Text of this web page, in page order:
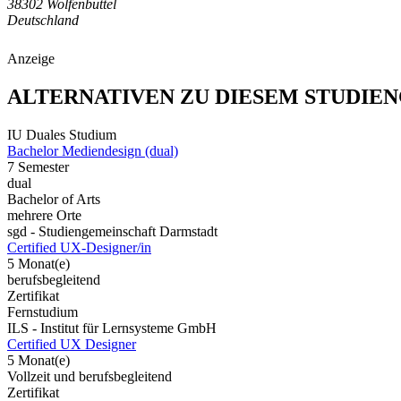
38302 Wolfenbüttel
Deutschland
Anzeige
ALTERNATIVEN ZU DIESEM
IU Duales Studium
Bachelor Mediendesign (dual)
7 Semester
dual
Bachelor of Arts
mehrere Orte
sgd - Studiengemeinschaft Darmstadt
Certified UX-Designer/in
5 Monat(e)
berufsbegleitend
Zertifikat
Fernstudium
ILS - Institut für Lernsysteme GmbH
Certified UX Designer
5 Monat(e)
Vollzeit und berufsbegleitend
Zertifikat